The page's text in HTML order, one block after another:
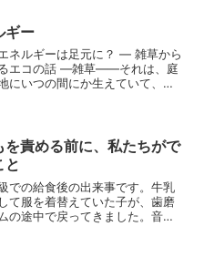
うか？子どもの指...
ギー
ネルギーは足元に？ ― 雑草から
エコの話 ―雑草――それは、庭
にいつの間にか生えていて、抜
草って、実...
を責める前に、私たちがで
と
での給食後の出来事です。牛乳
て服を着替えていた子が、歯磨
の途中で戻ってきました。音楽